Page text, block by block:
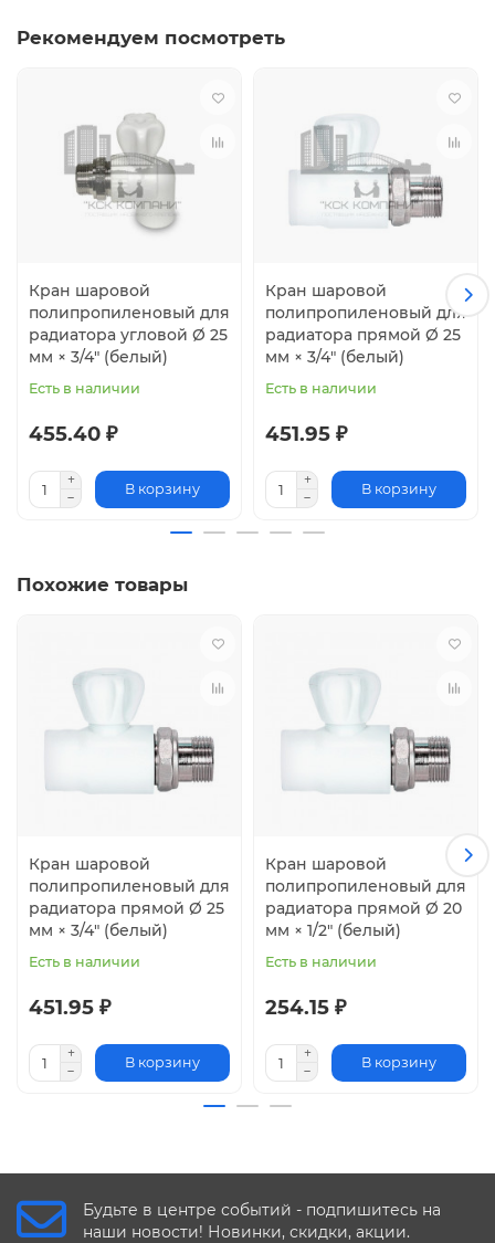
Рекомендуем посмотреть
Кран шаровой
полипропиленовый для
радиатора угловой Ø 25
мм × 3/4" (белый)
Есть в наличии
455.40 ₽
В корзину
Кран шаровой
полипропиленовый для
радиатора прямой Ø 25
мм × 3/4" (белый)
Есть в наличии
451.95 ₽
В корзину
Похожие товары
Кран шаровой
полипропиленовый для
радиатора прямой Ø 25
мм × 3/4" (белый)
Есть в наличии
451.95 ₽
В корзину
Кран шаровой
полипропиленовый для
радиатора прямой Ø 20
мм × 1/2" (белый)
Есть в наличии
254.15 ₽
В корзину
Будьте в центре событий - подпишитесь на
наши новости! Новинки, скидки, акции.